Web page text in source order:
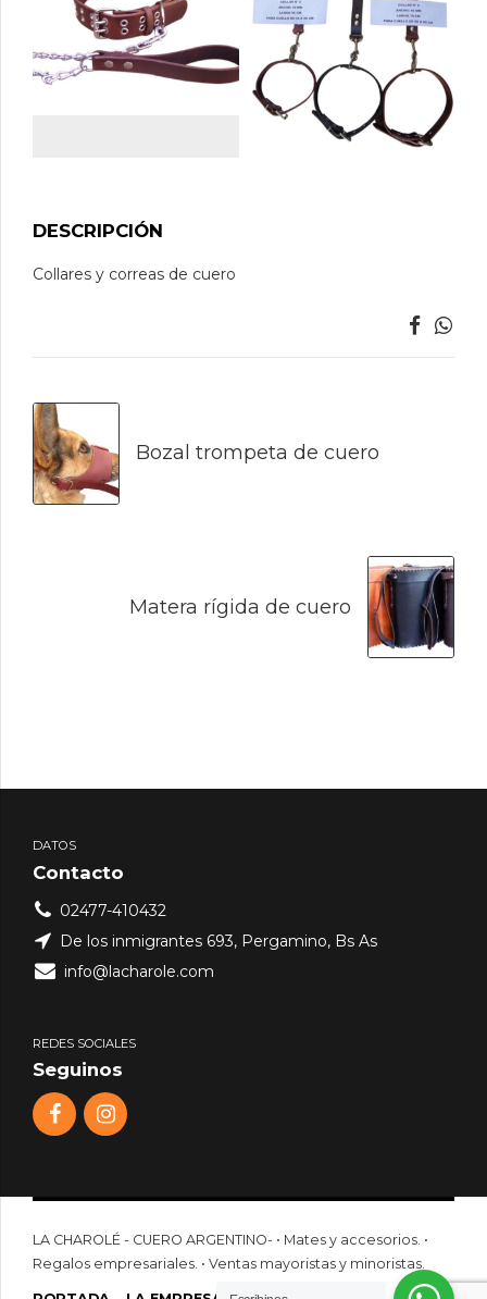
DESCRIPCIÓN
Collares y correas de cuero
Bozal trompeta de cuero
Matera rígida de cuero
DATOS
Contacto
02477-410432
De los inmigrantes 693, Pergamino, Bs As
info@lacharole.com
REDES SOCIALES
Seguinos
LA CHAROLÉ - CUERO ARGENTINO- • Mates y accesorios. •
Regalos empresariales. • Ventas mayoristas y minoristas.